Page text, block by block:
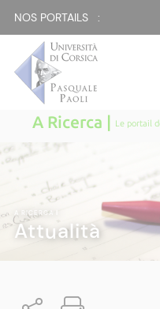
NOS PORTAILS :
A Ricerca | Le portail
A RICERCA
Attualità